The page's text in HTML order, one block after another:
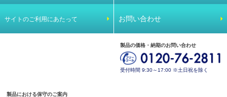
サイトのご利用にあたって お問い合わせ
製品の価格・納期のお問い合わせ
受付時間 9:30～17:00 ※土日祝を除く
製品における保守のご案内